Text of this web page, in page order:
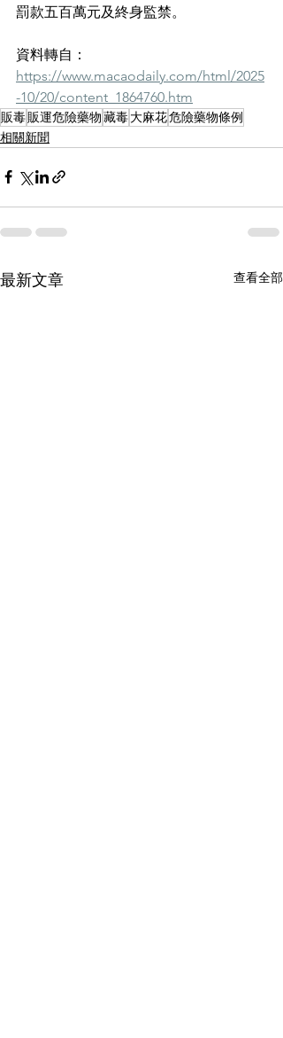
罰款五百萬元及終身監禁。
資料轉自：
https://www.macaodaily.com/html/2025
-10/20/content_1864760.htm
販毒販運危險藥物藏毒大麻花危險藥物條例
相關新聞
最新文章 查看全部